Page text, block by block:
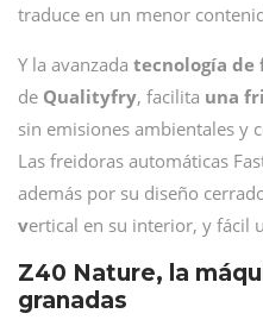
traduce en un menor
Y la avanzada tecnología
de Qualityfry, facilita una
sin emisiones ambientales y
Las freidoras automáticas
además por su diseño
vertical en su interior, y fácil
Z40 Nature, la
granadas